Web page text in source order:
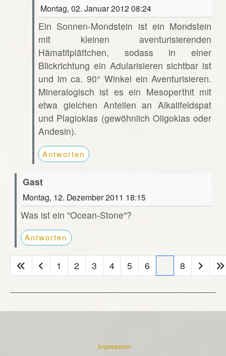
Montag, 02. Januar 2012 08:24
Ein Sonnen-Mondstein ist ein Mondstein
mit kleinen aventurisierenden
Hämatitplättchen, sodass in einer
Blickrichtung ein Adularisieren sichtbar ist
und im ca. 90° Winkel ein Aventurisieren.
Mineralogisch ist es ein Mesoperthit mit
etwa gleichen Anteilen an Alkalifeldspat
und Plagioklas (gewöhnlich Oligoklas oder
Andesin).
Antworten
Gast
Montag, 12. Dezember 2011 18:15
Was ist ein "Ocean-Stone"?
Antworten
1 2 3 4 5 6 8
Impressum